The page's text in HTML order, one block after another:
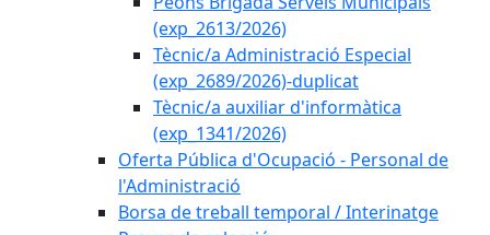
(exp_2613/2026)
Tècnic/a Administració Especial
(exp_2689/2026)-duplicat
Tècnic/a auxiliar d'informàtica
(exp_1341/2026)
Oferta Pública d'Ocupació - Personal de
l'Administració
Borsa de treball temporal / Interinatge